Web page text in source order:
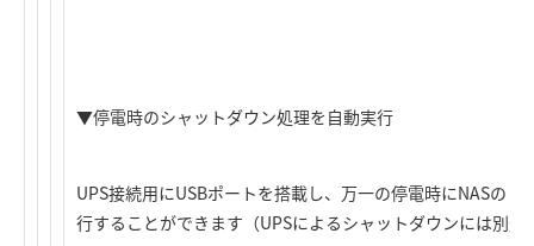
▼停電時のシャットダウン処理を自動実行
UPS接続用にUSBポートを搭載し、万一の停電時にNASの
行することができます（UPSによるシャットダウンには別